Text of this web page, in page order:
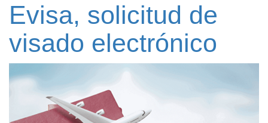
Evisa, solicitud de
visado electrónico